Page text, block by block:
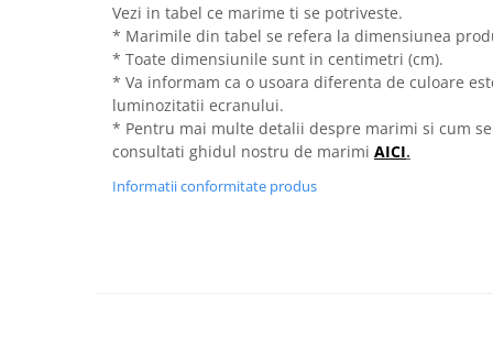
Vezi in tabel ce marime ti se potriveste.
* Marimile din tabel se refera la dimensiunea
* Toate dimensiunile sunt in centimetri (cm).
* Va informam ca o usoara diferenta de culoare
luminozitatii ecranului.
* Pentru mai multe detalii despre marimi si cum
consultati ghidul nostru de marimi AICI.
Informatii conformitate produs